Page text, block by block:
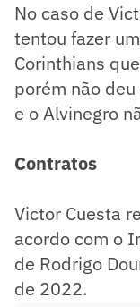
No caso de
tentou fazer
Corinthians
porém não
e o Alvinegro
Contratos
Victor Cuesta
acordo com o
de Rodrigo
de 2022.